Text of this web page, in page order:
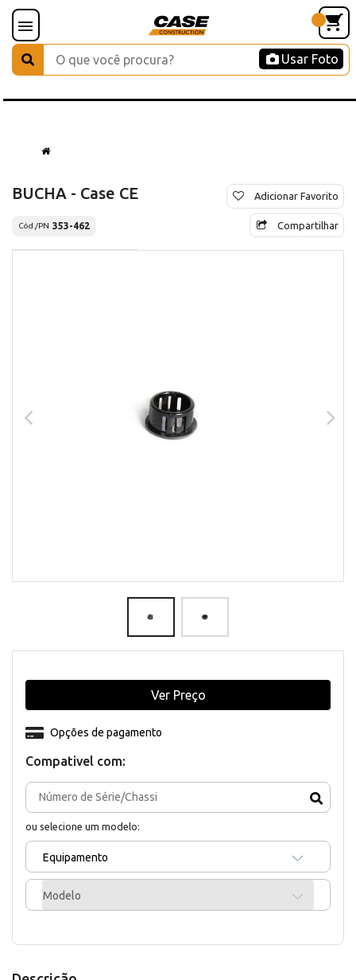
Usar Foto
BUCHA - Case CE
Cód./PN 353-462
Adicionar Favorito
Compartilhar
Compativel com:
ou selecione um modelo:
Equipamento
Modelo
Opções de pagamento
Ver Preço